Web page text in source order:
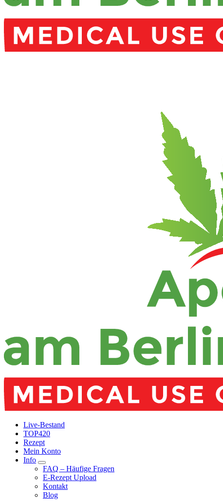
Live-Bestand
TOP420
Rezept
Mein Konto
Info
FAQ – Häufige Fragen
E-Rezept Upload
Kontakt
Blog